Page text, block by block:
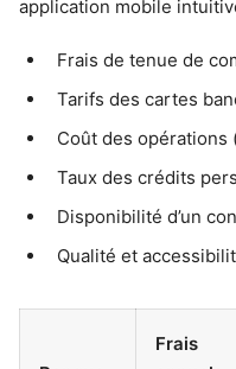
application mobile
Frais de tenue de
Tarifs des cartes
Coût des opérations
Taux des crédits
Disponibilité d’un
Qualité et
Frais